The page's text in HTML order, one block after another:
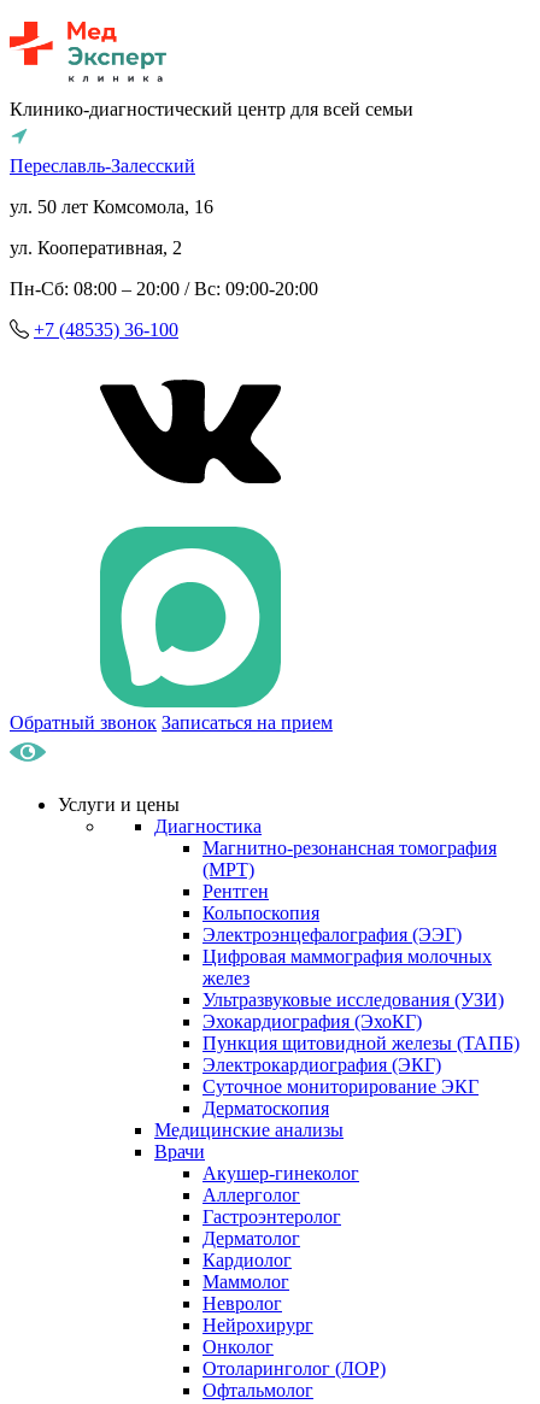
Клинико-диагностический центр для всей семьи
Переславль-Залесский
ул. 50 лет Комсомола, 16
ул. Кооперативная, 2
Пн-Сб: 08:00 – 20:00 / Вс: 09:00-20:00
+7 (48535) 36-100
Обратный звонок Записаться на прием
Услуги и цены
Диагностика
Магнитно-резонансная томография
(МРТ)
Рентген
Кольпоскопия
Электроэнцефалография (ЭЭГ)
Цифровая маммография молочных
желез
Ультразвуковые исследования (УЗИ)
Эхокардиография (ЭхоКГ)
Пункция щитовидной железы (ТАПБ)
Электрокардиография (ЭКГ)
Суточное мониторирование ЭКГ
Дерматоскопия
Медицинские анализы
Врачи
Акушер-гинеколог
Аллерголог
Гастроэнтеролог
Дерматолог
Кардиолог
Маммолог
Невролог
Нейрохирург
Онколог
Отоларинголог (ЛОР)
Офтальмолог